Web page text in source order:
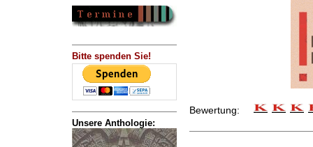
Bitte spenden Sie!
Unsere Anthologie:
Bewertung: